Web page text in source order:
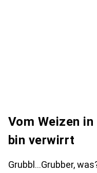
Vom Weizen
bin verwirrt
Grubbl…Grubber,